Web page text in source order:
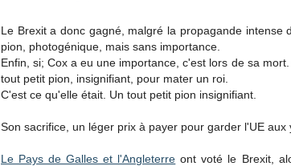
Le Brexit a donc gagné, malgré la propagande intense
pion, photogénique, mais sans importance.
Enfin, si; Cox a eu une importance, c'est lors de sa
tout petit pion, insignifiant, pour mater un roi.
C'est ce qu'elle était. Un tout petit pion insignifiant.
Son sacrifice, un léger prix à payer pour garder l'UE aux
Le Pays de Galles et l'Angleterre ont voté le Brexit,